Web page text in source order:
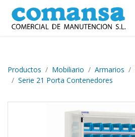
Ir al contenido
Productos Mobiliario Armarios
Serie 21 Porta Contenedores